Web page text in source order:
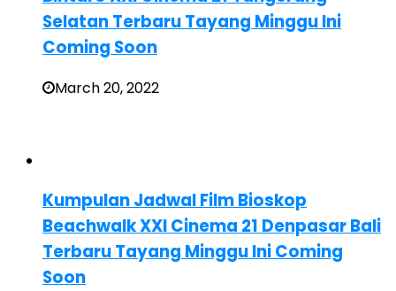
Selatan Terbaru Tayang Minggu Ini
Coming Soon
March 20, 2022
Kumpulan Jadwal Film Bioskop
Beachwalk XXI Cinema 21 Denpasar Bali
Terbaru Tayang Minggu Ini Coming
Soon